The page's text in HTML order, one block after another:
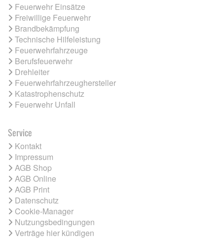
Feuerwehr Einsätze
Freiwillige Feuerwehr
Brandbekämpfung
Technische Hilfeleistung
Feuerwehrfahrzeuge
Berufsfeuerwehr
Drehleiter
Feuerwehrfahrzeughersteller
Katastrophenschutz
Feuerwehr Unfall
Service
Kontakt
Impressum
AGB Shop
AGB Online
AGB Print
Datenschutz
Cookie-Manager
Nutzungsbedingungen
Verträge hier kündigen